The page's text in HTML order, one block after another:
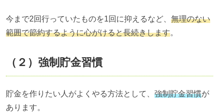
今まで2回行っていたものを1回に抑えるなど、 無理のない
範囲で節約するように心がけると長続きします。
（２）強制貯金習慣
貯金を作りたい人がよくやる方法として、 強制貯金習慣が
あります。